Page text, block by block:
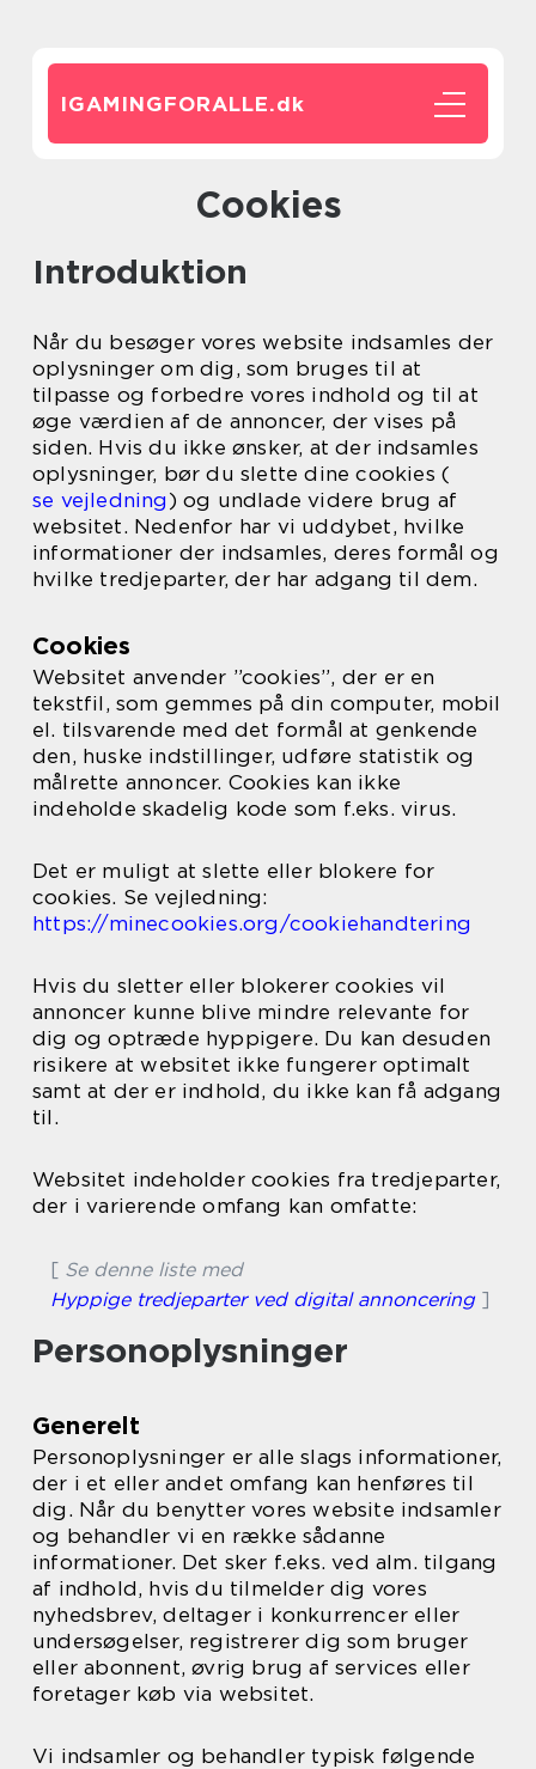
IGAMINGFORALLE.dk
Cookies
Introduktion
Når du besøger vores website indsamles der
oplysninger om dig, som bruges til at
tilpasse og forbedre vores indhold og til at
øge værdien af de annoncer, der vises på
siden. Hvis du ikke ønsker, at der indsamles
oplysninger, bør du slette dine cookies (
se vejledning ) og undlade videre brug af
websitet. Nedenfor har vi uddybet, hvilke
informationer der indsamles, deres formål og
hvilke tredjeparter, der har adgang til dem.
Cookies
Websitet anvender ”cookies”, der er en
tekstfil, som gemmes på din computer, mobil
el. tilsvarende med det formål at genkende
den, huske indstillinger, udføre statistik og
målrette annoncer. Cookies kan ikke
indeholde skadelig kode som f.eks. virus.
Det er muligt at slette eller blokere for
cookies. Se vejledning:
https://minecookies.org/cookiehandtering
Hvis du sletter eller blokerer cookies vil
annoncer kunne blive mindre relevante for
dig og optræde hyppigere. Du kan desuden
risikere at websitet ikke fungerer optimalt
samt at der er indhold, du ikke kan få adgang
til.
Websitet indeholder cookies fra tredjeparter,
der i varierende omfang kan omfatte:
[ Se denne liste med
Hyppige tredjeparter ved digital annoncering]
Personoplysninger
Generelt
Personoplysninger er alle slags informationer,
der i et eller andet omfang kan henføres til
dig. Når du benytter vores website indsamler
og behandler vi en række sådanne
informationer. Det sker f.eks. ved alm. tilgang
af indhold, hvis du tilmelder dig vores
nyhedsbrev, deltager i konkurrencer eller
undersøgelser, registrerer dig som bruger
eller abonnent, øvrig brug af services eller
foretager køb via websitet.
Vi indsamler og behandler typisk følgende